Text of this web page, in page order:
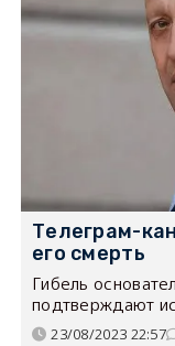
Телеграм-
его смерть
Гибель
подтверждают
23/08/2023 22:57